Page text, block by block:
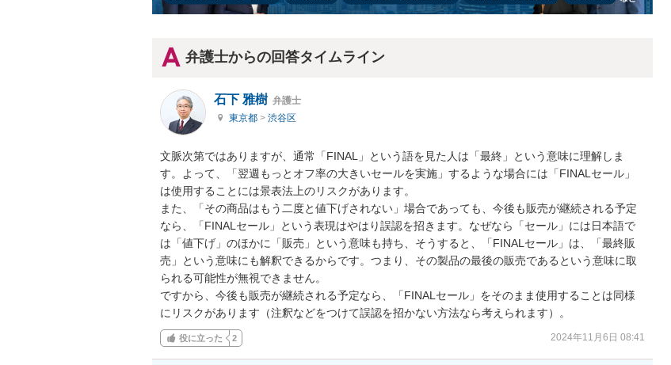
弁護士からの回答タイムライン
石下 雅樹 弁護士
東京都 > 渋谷区
文脈次第ではありますが、通常「FINAL」という語を見た人は「最終」という意味に理解しま
す。よって、「翌週もっとオフ率の大きいセールを実施」するような場合には「FINALセール」
は使用することには景表法上のリスクがあります。
また、「その商品はもう二度と値下げされない」場合であっても、今後も販売が継続される予定
なら、「FINALセール」という表現はやはり誤認を招きます。なぜなら「セール」には日本語で
は「値下げ」のほかに「販売」という意味も持ち、そうすると、「FINALセール」は、「最終販
売」という意味にも解釈できるからです。つまり、その製品の最後の販売であるという意味に取
られる可能性が無視できません。
ですから、今後も販売が継続される予定なら、「FINALセール」をそのまま使用することは同様
にリスクがあります（注釈などをつけて誤認を招かない方法なら考えられます）。
役に立った 2 2024年11月6日 08:41